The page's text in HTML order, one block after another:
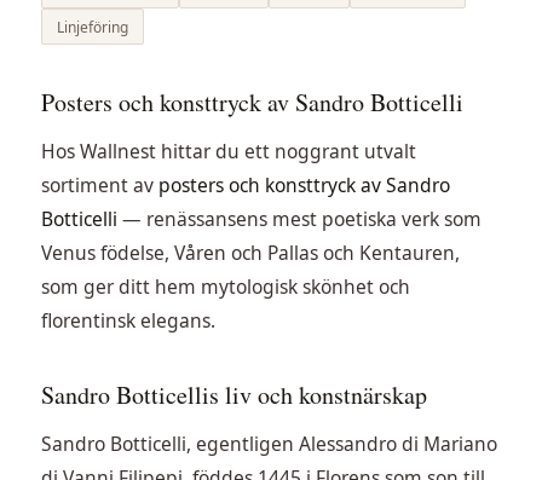
Linjeföring
Posters och konsttryck av Sandro Botticelli
Hos Wallnest hittar du ett noggrant utvalt
sortiment av posters och konsttryck av Sandro
Botticelli — renässansens mest poetiska verk som
Venus födelse, Våren och Pallas och Kentauren,
som ger ditt hem mytologisk skönhet och
florentinsk elegans.
Sandro Botticellis liv och konstnärskap
Sandro Botticelli, egentligen Alessandro di Mariano